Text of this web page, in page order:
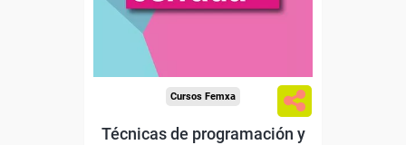
Cursos Femxa
Técnicas de programación y